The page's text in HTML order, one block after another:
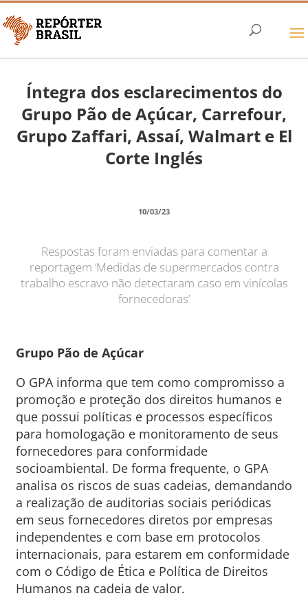
Íntegra dos esclarecimentos do
Grupo Pão de Açúcar, Carrefour,
Grupo Zaffari, Assaí, Walmart e El
Corte Inglés
10/03/23
Respostas foram enviadas para comentar a
reportagem ‘Medidas de supermercados contra
trabalho escravo não detectaram caso em vinícolas
fornecedoras’
Grupo Pão de Açúcar
O GPA informa que tem como compromisso a
promoção e proteção dos direitos humanos e
que possui políticas e processos específicos
para homologação e monitoramento de seus
fornecedores para conformidade
socioambiental. De forma frequente, o GPA
analisa os riscos de suas cadeias, demandando
a realização de auditorias sociais periódicas
em seus fornecedores diretos por empresas
independentes e com base em protocolos
internacionais, para estarem em conformidade
com o Código de Ética e Política de Direitos
Humanos na cadeia de valor.